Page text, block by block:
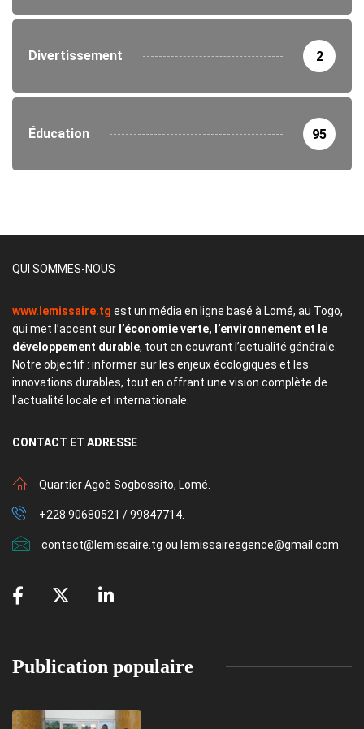
Divertissement 2
Éducation 95
QUI SOMMES-NOUS
www.lemissaire.tg est un média en ligne basé à Lomé, au Togo,
qui met l’accent sur l’économie verte, l’environnement et le
développement durable, tout en couvrant l’actualité générale.
Notre objectif : informer sur les enjeux écologiques et les
innovations durables, tout en offrant une vision complète de
l’actualité locale et internationale.
CONTACT ET ADRESSE
Quartier Agoè Sogbossito, Lomé.
+228 90680521 / 99847714.
contact@lemissaire.tg ou lemissaireagence@gmail.com
Publication populaire